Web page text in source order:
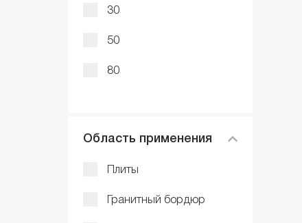
30
50
80
Область применения
Плиты
Гранитный бордюр